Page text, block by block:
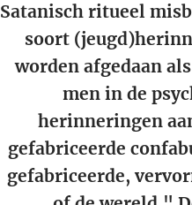
Satanisch ritueel
soort
worden afgedaan
men in de
herinneringen
gefabriceerde
gefabriceerde,